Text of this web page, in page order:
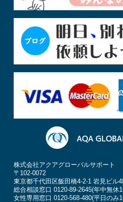
株式会社アクアグローバルサポート
〒102-0072
東京都千代田区飯田橋4-2-1 岩見ビル
総合相談窓口 0120-89-2645(年中無休
女性専用窓口 0120-568-480(平日のみ